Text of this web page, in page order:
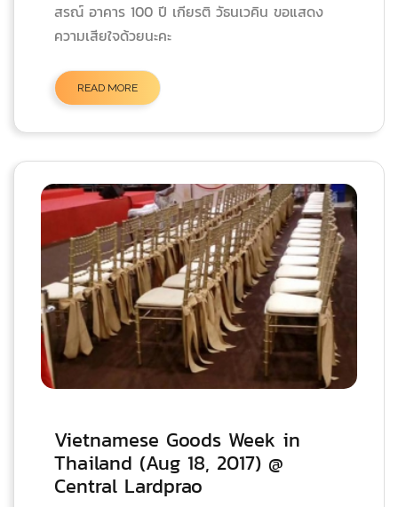
สรณ์ อาคาร 100 ปี เกียรติ วัธนเวคิน ขอแสดง
ความเสียใจด้วยนะคะ
READ MORE
Vietnamese Goods Week in
Thailand (Aug 18, 2017) @
Central Lardprao